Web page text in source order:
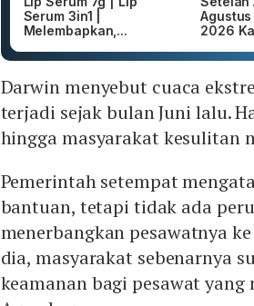
Serum 3in1 |
Melembapkan,...
2026
Darwin menyebut cuaca
terjadi sejak bulan Juni lalu.
hingga masyarakat kesulitan
Pemerintah setempat
bantuan, tetapi tidak ada
menerbangkan pesawatnya
dia, masyarakat sebenarnya
keamanan bagi pesawat